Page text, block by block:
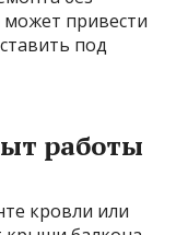
может привести
под
работы
кровли или